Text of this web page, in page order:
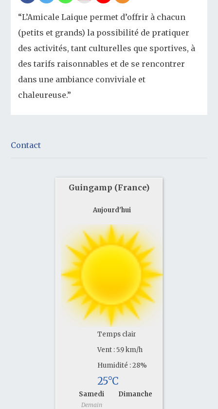
“L’Amicale Laique permet d’offrir à chacun
(petits et grands) la possibilité de pratiquer
des activités, tant culturelles que sportives, à
des tarifs raisonnables et de se rencontrer
dans une ambiance conviviale et
chaleureuse.”
Contact
Guingamp (France)
Aujourd'hui
Temps clair
Vent : 5.9 km/h
Humidité : 28%
25°C
Samedi
Demain
Dimanche